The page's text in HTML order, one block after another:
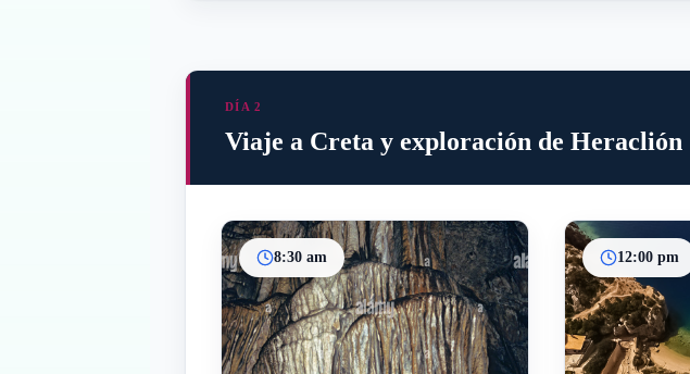
DÍA 2
Viaje a Creta y exploración de Heraclión
8:30 am 12:00 pm